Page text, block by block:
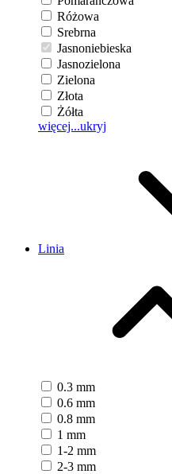
Różowa
Srebrna
Jasnoniebieska
Jasnozielona
Zielona
Złota
Żółta
więcej...ukryj
Linia
0.3 mm
0.6 mm
0.8 mm
1 mm
1-2 mm
2-3 mm